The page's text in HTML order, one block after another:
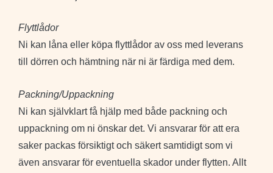
Flyttlådor
Ni kan låna eller köpa flyttlådor av oss med leverans
till dörren och hämtning när ni är färdiga med dem.
Packning/Uppackning
Ni kan självklart få hjälp med både packning och
uppackning om ni önskar det. Vi ansvarar för att era
saker packas försiktigt och säkert samtidigt som vi
även ansvarar för eventuella skador under flytten. Allt